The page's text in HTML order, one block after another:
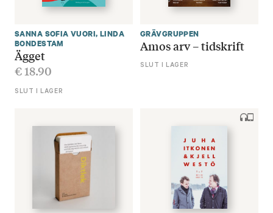
SANNA SOFIA VUORI, LINDA
BONDESTAM
Ägget
€18.90
SLUT I LAGER
GRÄVGRUPPEN
Amos arv – tidskrift
SLUT I LAGER